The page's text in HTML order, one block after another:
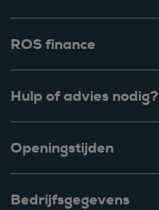
ROS finance
Hulp of advies nodig?
Openingstijden
Bedrijfsgegevens